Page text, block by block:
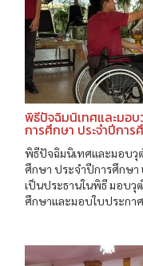
พิธีปัจฉิมนิเทศและมอ
การศึกษา ประจำปีกา
พิธีปัจฉิมนิเทศและมอบวุ
ศึกษา ประจำปีการศึกษ
เป็นประธานในพิธี มอบวุ
ศึกษาและมอบใบประกา